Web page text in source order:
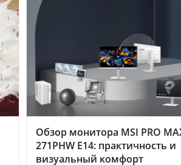
Обзор монитора MSI PRO
271PHW E14: практичность и
визуальный комфорт